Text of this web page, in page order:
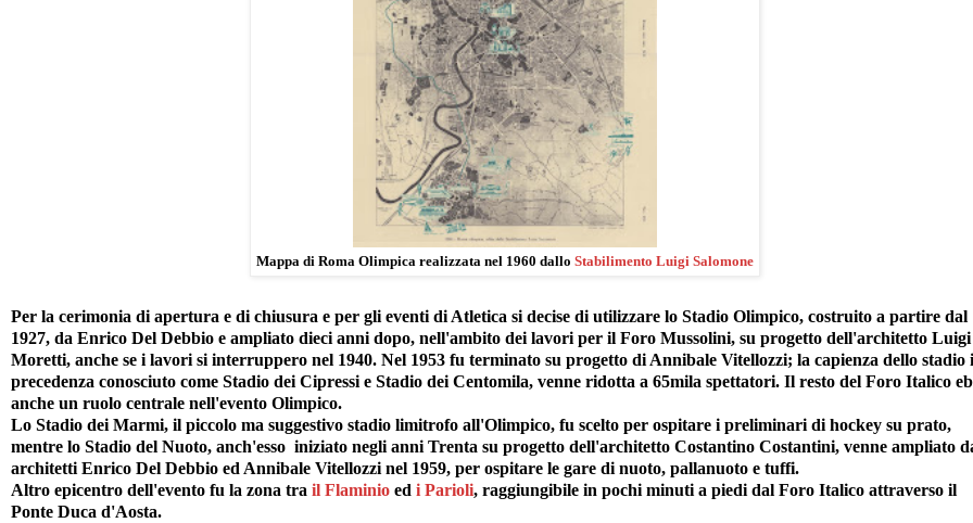
Mappa di Roma Olimpica realizzata nel 1960 dallo Stabilimento Luigi Salomone
Per la cerimonia di apertura e di chiusura e per gli eventi di Atletica si decise di utilizzare lo Stadio Olimpico, costruito a partire dal
1927, da Enrico Del Debbio e ampliato dieci anni dopo, nell'ambito dei lavori per il Foro Mussolini, su progetto dell'architetto Luigi
Moretti, anche se i lavori si interruppero nel 1940. Nel 1953 fu terminato su progetto di Annibale Vitellozzi; la capienza dello stadio
precedenza conosciuto come Stadio dei Cipressi e Stadio dei Centomila, venne ridotta a 65mila spettatori. Il resto del Foro Italico
anche un ruolo centrale nell'evento Olimpico.
Lo Stadio dei Marmi, il piccolo ma suggestivo stadio limitrofo all'Olimpico, fu scelto per ospitare i preliminari di hockey su prato,
mentre lo Stadio del Nuoto, anch'esso iniziato negli anni Trenta su progetto dell'architetto Costantino Costantini, venne ampliato
architetti Enrico Del Debbio ed Annibale Vitellozzi nel 1959, per ospitare le gare di nuoto, pallanuoto e tuffi.
Altro epicentro dell'evento fu la zona tra il Flaminio ed i Parioli, raggiungibile in pochi minuti a piedi dal Foro Italico attraverso il
Ponte Duca d'Aosta.